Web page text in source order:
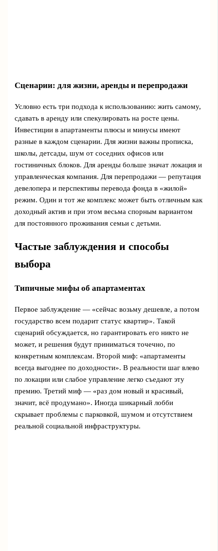
Сценарии: для жизни, аренды и перепродажи
Условно есть три подхода к использованию: жить самому,
сдавать в аренду или спекулировать на росте цены.
Инвестиции в апартаменты плюсы и минусы имеют
разные в каждом сценарии. Для жизни важны прописка,
школы, детсады, шум от соседних офисов или
гостиничных блоков. Для аренды больше значат локация и
управленческая компания. Для перепродажи — репутация
девелопера и перспективы перевода фонда в «жилой»
режим. Один и тот же комплекс может быть отличным как
доходный актив и при этом весьма спорным вариантом
для постоянного проживания семьи с детьми.
Частые заблуждения и способы
выбора
Типичные мифы об апартаментах
Первое заблуждение — «сейчас возьму дешевле, а потом
государство всем подарит статус квартир». Такой
сценарий обсуждается, но гарантировать его никто не
может, и решения будут приниматься точечно, по
конкретным комплексам. Второй миф: «апартаменты
всегда выгоднее по доходности». В реальности шаг влево
по локации или слабое управление легко съедают эту
премию. Третий миф — «раз дом новый и красивый,
значит, всё продумано». Иногда шикарный лобби
скрывает проблемы с парковкой, шумом и отсутствием
реальной социальной инфраструктуры.